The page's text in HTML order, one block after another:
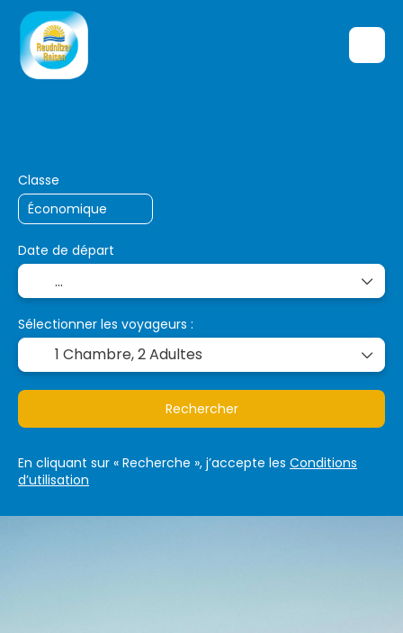
Classe
Date de départ
Sélectionner les voyageurs :
1 Chambre,2 Adultes
Rechercher
En cliquant sur « Recherche », j’accepte les Conditions
d’utilisation